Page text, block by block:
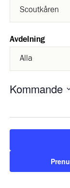
Avdelning
Kommande
datum.